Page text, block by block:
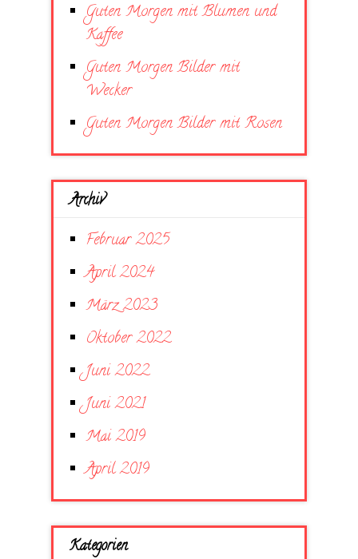
Guten Morgen mit Blumen und
Kaffee
Guten Morgen Bilder mit
Wecker
Guten Morgen Bilder mit Rosen
Archiv
Februar 2025
April 2024
März 2023
Oktober 2022
Juni 2022
Juni 2021
Mai 2019
April 2019
Kategorien